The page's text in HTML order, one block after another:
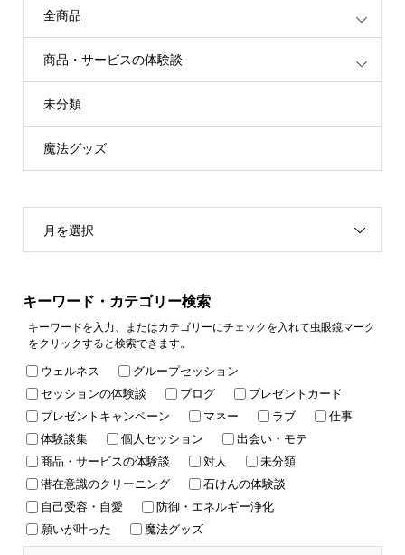
全商品
商品・サービスの体験談
未分類
魔法グッズ
月を選択
キーワード・カテゴリー検索
キーワードを入力、またはカテゴリーにチェックを入れて虫眼鏡マーク
をクリックすると検索できます。
ウェルネス
グループセッション
セッションの体験談
ブログ
プレゼントカード
プレゼントキャンペーン
マネー ラブ
仕事
体験談集
個人セッション
出会い・モテ
商品・サービスの体験談
対人
未分類
潜在意識のクリーニング
石けんの体験談
自己受容・自愛
防御・エネルギー浄化
願いが叶った
魔法グッズ